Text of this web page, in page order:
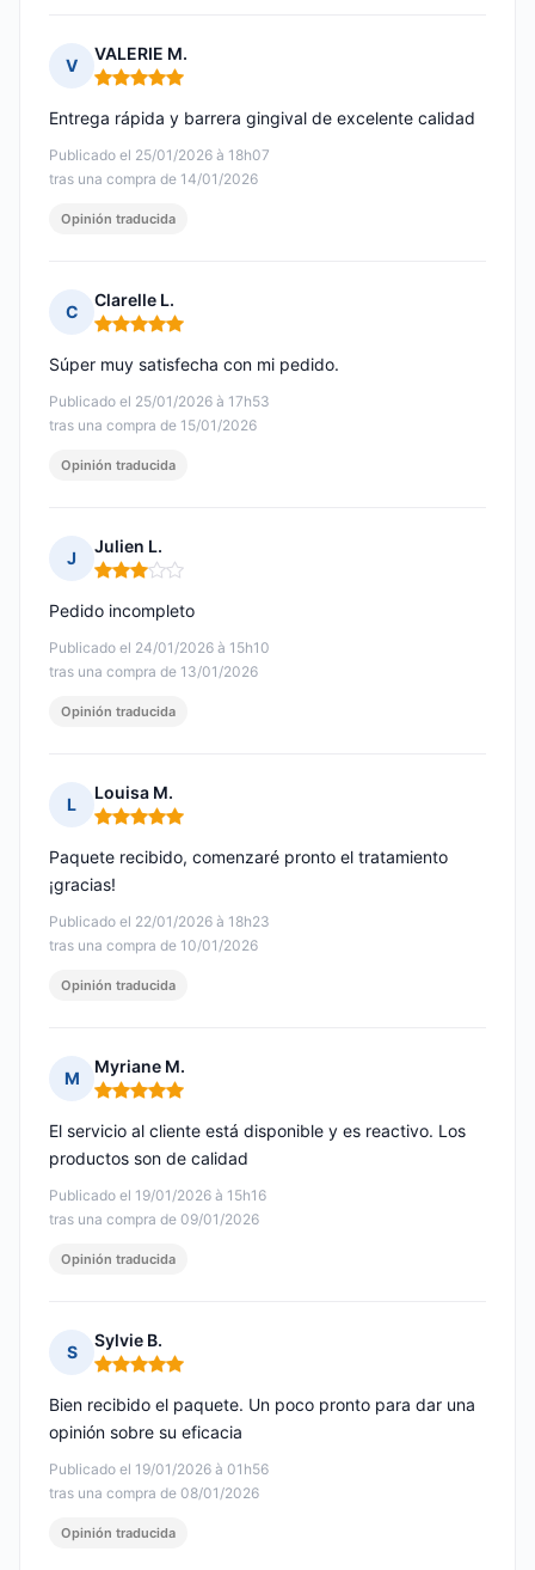
V
VALERIE M.
Nota: 5 de 5
Publicado el 25/01/2026 à 18h07
tras una compra de 14/01/2026
Entrega rápida y barrera gingival de excelente calidad
Opinión traducida
C
Clarelle L.
Nota: 5 de 5
Publicado el 25/01/2026 à 17h53
tras una compra de 15/01/2026
Súper muy satisfecha con mi pedido.
Opinión traducida
J
Julien L.
Nota: 3 de 5
Publicado el 24/01/2026 à 15h10
tras una compra de 13/01/2026
Pedido incompleto
Opinión traducida
L
Louisa M.
Nota: 5 de 5
Publicado el 22/01/2026 à 18h23
tras una compra de 10/01/2026
Paquete recibido, comenzaré pronto el tratamiento
¡gracias!
Opinión traducida
M
Myriane M.
Nota: 5 de 5
Publicado el 19/01/2026 à 15h16
tras una compra de 09/01/2026
El servicio al cliente está disponible y es reactivo. Los
productos son de calidad
Opinión traducida
S
Sylvie B.
Nota: 5 de 5
Publicado el 19/01/2026 à 01h56
tras una compra de 08/01/2026
Bien recibido el paquete. Un poco pronto para dar una
opinión sobre su eficacia
Opinión traducida